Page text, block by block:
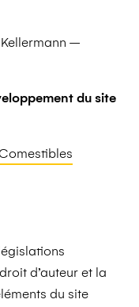
–
du site
d’auteur et la
du site